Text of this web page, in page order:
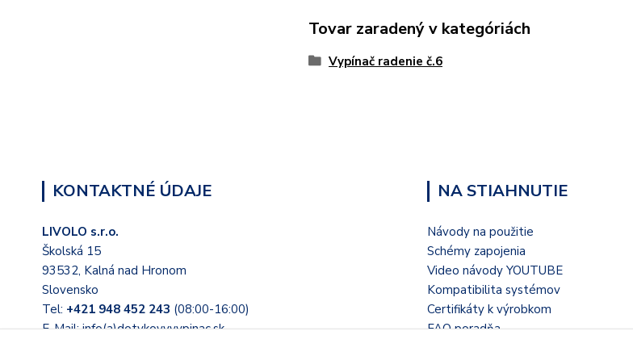
Tovar zaradený v kategóriách
Vypínač radenie č.6
KONTAKTNÉ ÚDAJE
LIVOLO s.r.o.
Školská 15
93532, Kalná nad Hronom
Slovensko
Tel: +421 948 452 243 (08:00-16:00)
E-Mail: info(a)dotykovyvypinac.sk
NA STIAHNUTIE
Návody na použitie
Schémy zapojenia
Video návody YOUTUBE
Kompatibilita systémov
Certifikáty k výrobkom
FAQ poradňa